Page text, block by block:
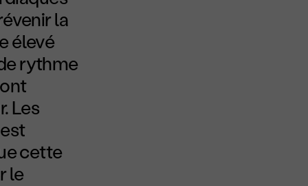
la
élevé
rythme
Les
cette
le